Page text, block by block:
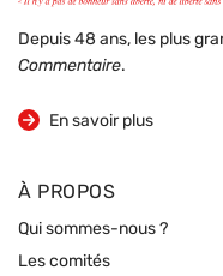
Depuis 48 ans, les plus
Commentaire.
En savoir plus
sur la revue
À PROPOS
Qui sommes-nous ?
Les comités